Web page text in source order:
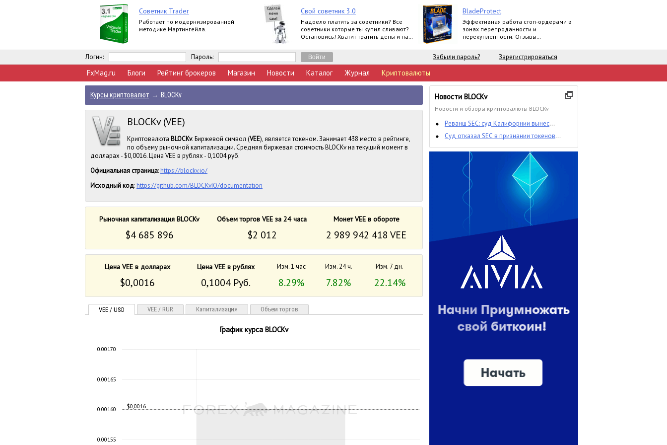
Советник Trader
Работает по модернизированной
методике Мартингейла.
Свой советник 3.0
Надоело платить за советники? Все
советники которые ты купил сливают?
Остановись! Хватит тратить деньги на
BladeProtect
Эффективная работа стоп-ордерами в
зонах перепроданности и
перекупленности. Отзывы
https://www.mql5.com/ru/market/product/8739#
Логин: Пароль: Забыли пароль? Зарегистрироваться
FxMag.ru Блоги Рейтинг брокеров Магазин Новости Каталог Журнал Криптовалюты
Курсы криптовалют → BLOCKv
BLOCKv (VEE)
Криптовалюта BLOCKv. Биржевой символ (VEE), является токеном. Занимает 438 место в рейтинге,
по объему рыночной капитализации. Средняя биржевая стоимость BLOCKv на текущий момент в
долларах - $0,0016. Цена VEE в рублях - 0,1004 руб.
Официальная страница: https://blockv.io/
Исходный код: https://github.com/BLOCKvIO/documentation
Рыночная капитализация BLOCKv Объем торгов VEE за 24 часа Монет VEE в обороте
$4 685 896 $2 012 2 989 942 418 VEE
Цена VEE в долларах Цена VEE в рублях Изм. 1 час Изм. 24 ч. Изм. 7 дн.
$0,0016 0,1004 Руб. 8.29% 7.82% 22.14%
VEE / USD VEE / RUR Капитализация Объем торгов
График курса BLOCKv
$0,0016
0.00155
0.00160
0.00165
0.00170
Новости BLOCKv
Новости и обзоры криптовалюты BLOCKv
Реванш SEC: суд Калифорнии вынес
Blockvest
Суд отказал SEC в признании токенов